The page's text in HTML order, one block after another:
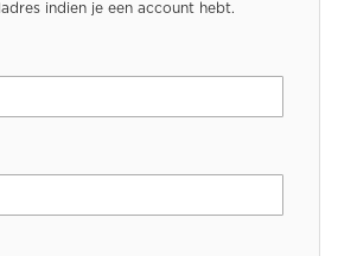
indien je een account hebt.